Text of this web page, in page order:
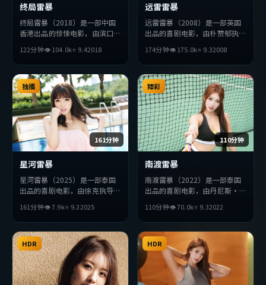
终局雷暴
终局雷暴（2018）是一部中国
香港出品的惊悚电影，由滨口龙
等主演。影片在叙事与视听上力
求突破，探讨人性与抉择，节奏
张弛有度，适合喜欢该类型的观
众完整观看。
122分钟👁104.0k⭐ 9.42018
远雷雷暴
远雷雷暴（2008）是一部英国
出品的喜剧电影，由朴赞郁执
演。影片在叙事与视听上力求突
破，探讨人性与抉择，节奏张弛
有度，适合喜欢该类型的观众完
整观看。
174分钟👁175.0k⭐ 9.32008
161分钟
独播
星河雷暴
星河雷暴（2025）是一部泰国
出品的喜剧电影，由徐克执导，
影片在叙事与视听上力求突破，
探讨人性与抉择，节奏张弛有
度，适合喜欢该类型的观众完整
观看。
161分钟👁7.9k⭐ 9.32025
110分钟
臻彩
南渡雷暴
南渡雷暴（2022）是一部泰国
出品的喜剧电影，由丹尼斯·
胡歌等主演。影片在叙事与视听
上力求突破，探讨人性与抉择，
节奏张弛有度，适合喜欢该类型
的观众完整观看。
110分钟👁70.0k⭐ 9.32022
HDR HDR